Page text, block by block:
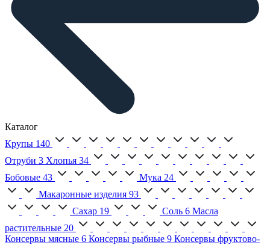
Каталог
Крупы 140
Отруби 3 Хлопья 34
Бобовые 43 Мука 24
Макаронные изделия 93
Сахар 19 Соль 6 Масла
растительные 20
Консервы мясные 6 Консервы рыбные 9 Консервы фруктово-